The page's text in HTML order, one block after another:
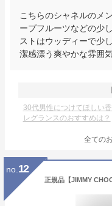
こちらのシャネルのメ
ープフルーツなどの少
ストはウッディーで少
潔感漂う爽やかな雰囲
30代男性につけてほしい
レグランスのおすすめは？
全ての
no. 12